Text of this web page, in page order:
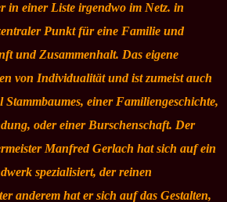
in einer Liste irgendwo im Netz. in
Punkt für eine Familie und
und Zusammenhalt. Das eigene
von Individualität und ist zumeist auch
einer Familiengeschichte,
oder einer Burschenschaft. Der
Manfred Gerlach hat sich auf ein
spezialisiert, der reinen
anderem hat er sich auf das Gestalten,